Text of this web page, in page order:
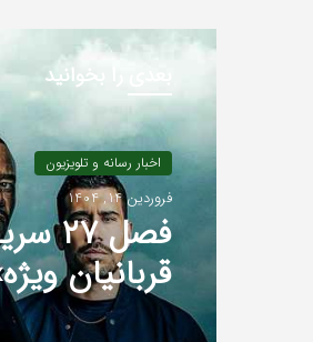
بعدی را بخوانید
اخبار رسانه و تلویزیون
فروردین 14, 1404
فصل
SVU) ساخته می شود